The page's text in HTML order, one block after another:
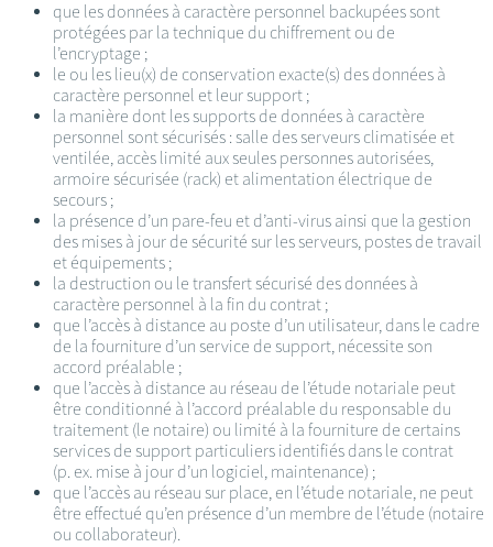
que les données à caractère personnel backupées sont
protégées par la technique du chiffrement ou de
l’encryptage ;
le ou les lieu(x) de conservation exacte(s) des données à
caractère personnel et leur support ;
la manière dont les supports de données à caractère
personnel sont sécurisés : salle des serveurs climatisée et
ventilée, accès limité aux seules personnes autorisées,
armoire sécurisée (rack) et alimentation électrique de
secours ;
la présence d’un pare-feu et d’anti-virus ainsi que la gestion
des mises à jour de sécurité sur les serveurs, postes de travail
et équipements ;
la destruction ou le transfert sécurisé des données à
caractère personnel à la fin du contrat ;
que l’accès à distance au poste d’un utilisateur, dans le cadre
de la fourniture d’un service de support, nécessite son
accord préalable ;
que l’accès à distance au réseau de l’étude notariale peut
être conditionné à l’accord préalable du responsable du
traitement (le notaire) ou limité à la fourniture de certains
services de support particuliers identifiés dans le contrat
(p. ex. mise à jour d’un logiciel, maintenance) ;
que l’accès au réseau sur place, en l’étude notariale, ne peut
être effectué qu’en présence d’un membre de l’étude (notaire
ou collaborateur).